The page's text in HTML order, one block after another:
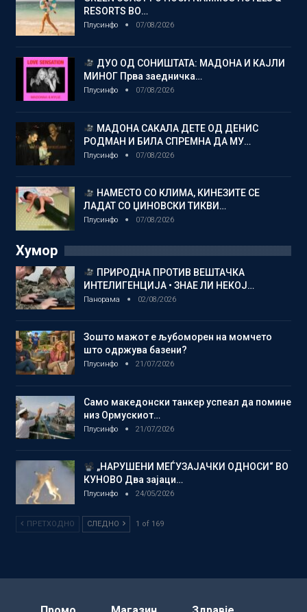
RESORTS ВО…
Плусинфо 07/08/2026
ДУО ОД СОНИШТАТА: МАДОНА И КАЈЛИ
МИНОГ Прва заедничка…
Плусинфо 07/08/2026
МАДОНА САКАЛА ДЕТЕ ОД ДЕНИС
РОДМАН И БИЛА СПРЕМНА ДА МУ…
Плусинфо 07/08/2026
НАМЕСТО СО КЛИМА, КИНЕЗИТЕ СЕ
ЛАДАТ СО ЏИНОВСКИ ТИКВИ…
Плусинфо 07/08/2026
Хумор
ПРИРОДНА ПРОТИВ ВЕШТАЧКА
ИНТЕЛИГЕНЦИЈА • ЗНАЕ ЛИ НЕКОЈ…
Панорама 02/08/2026
Зошто мажот е љубоморен на момчето
што одржува базени?
Плусинфо 21/07/2026
Само македонски танкер успеал да помине
низ Ормускиот…
Плусинфо 21/07/2026
„НАРУШЕНИ МЕЃУЗАЈАЧКИ ОДНОСИ“ ВО
КУНОВО Два зајаци…
Плусинфо 24/05/2026
ПРЕТХОДНО СЛЕДНО 1 of 169